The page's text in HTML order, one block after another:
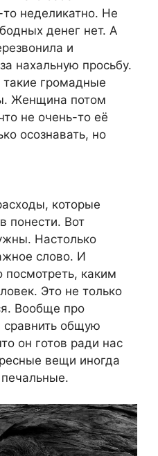
неделикатно. Не
денег нет. А
и
нахальную просьбу.
громадные
Женщина потом
не очень-то её
осознавать, но
которые
понести. Вот
Настолько
слово. И
посмотреть, каким
Это не только
Вообще про
общую
он готов ради нас
вещи иногда